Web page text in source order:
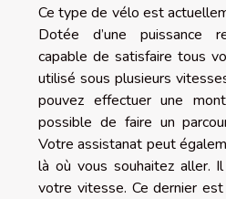
Ce type de vélo est
Dotée d’une puissance
capable de satisfaire tous
utilisé sous plusieurs
pouvez effectuer une
possible de faire un
Votre assistanat peut
là où vous souhaitez aller.
votre vitesse. Ce dernier